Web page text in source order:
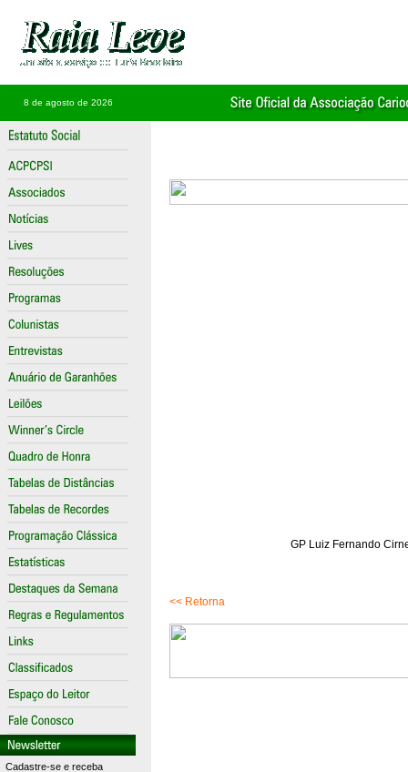
8 de agosto de 2026
Cadastre-se e receba
GP Luiz Fernando
<< Retorna